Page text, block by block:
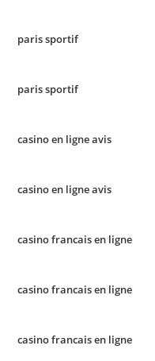
paris sportif
paris sportif
casino en ligne avis
casino en ligne avis
casino francais en ligne
casino francais en ligne
casino francais en ligne